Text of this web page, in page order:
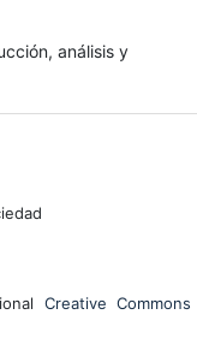
análisis y
Creative Commons